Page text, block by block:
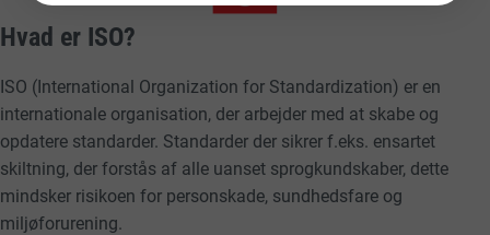
Hvad er ISO?
ISO (International Organization for Standardization) er en
internationale organisation, der arbejder med at skabe og
opdatere standarder. Standarder der sikrer f.eks. ensartet
skiltning, der forstås af alle uanset sprogkundskaber, dette
mindsker risikoen for personskade, sundhedsfare og
miljøforurening.